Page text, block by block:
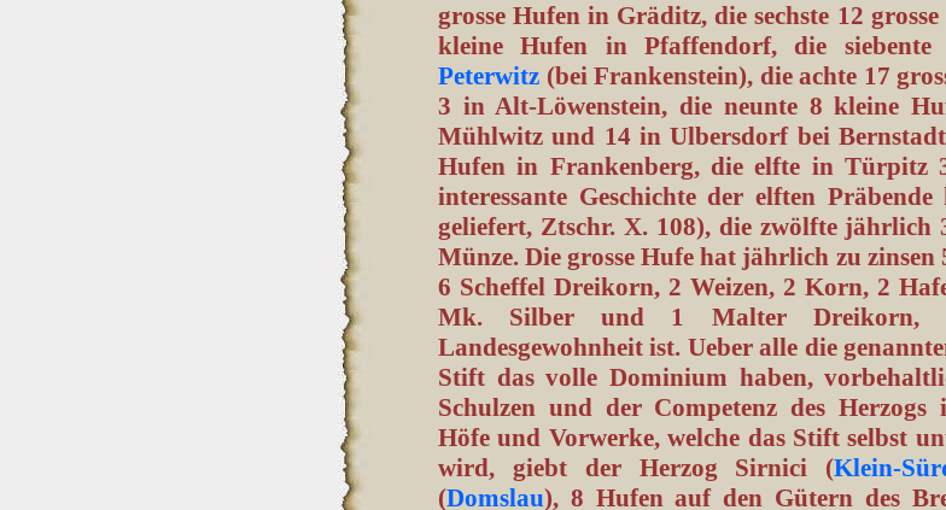
grosse Hufen in Gräditz, die sechste 12
kleine Hufen in Pfaffendorf, die
Peterwitz (bei Frankenstein), die achte 17
3 in Alt-Löwenstein, die neunte 8 kleine
Mühlwitz und 14 in Ulbersdorf bei
Hufen in Frankenberg, die elfte in Türpitz
interessante Geschichte der elften
geliefert, Ztschr. X. 108), die zwölfte jährlich
Münze. Die grosse Hufe hat jährlich zu
6 Scheffel Dreikorn, 2 Weizen, 2 Korn, 2
Mk. Silber und 1 Malter Dreikorn,
Landesgewohnheit ist. Ueber alle die
Stift das volle Dominium haben,
Schulzen und der Competenz des Herzogs
Höfe und Vorwerke, welche das Stift selbst
wird, giebt der Herzog Sirnici (Klein-
(Domslau), 8 Hufen auf den Gütern des